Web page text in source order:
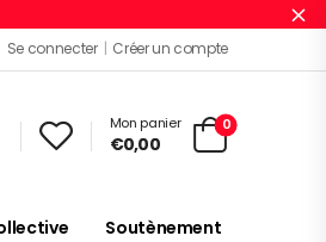
Se connecter | Créer un compte
Mon panier
€0,00
0
Soutènement